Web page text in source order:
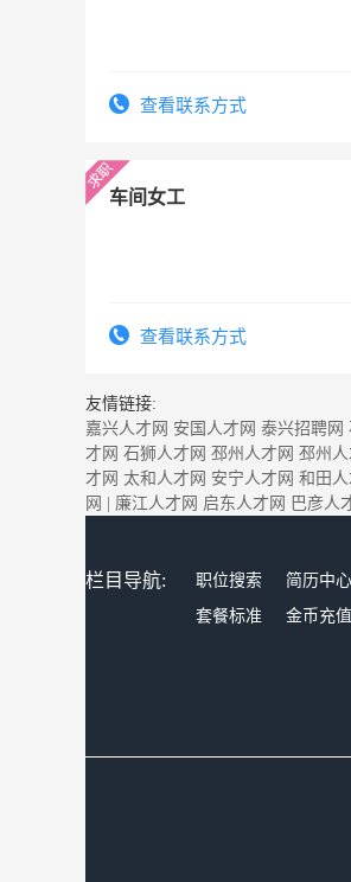
查看联系方式
车间女工
查看联系方式
友情链接:
嘉兴人才网 安国人才网 泰兴招聘网
才网 石狮人才网 邳州人才网 邳州人
才网 太和人才网 安宁人才网 和田人
网
廉江人才网 启东人才网 巴彦人
栏目导航: 职位搜索 简历中心
套餐标准
金币充值